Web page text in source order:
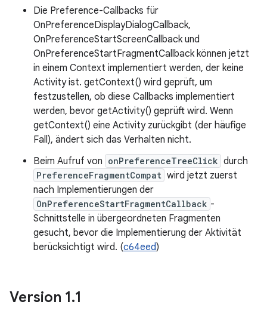
Die Preference-Callbacks für
OnPreferenceDisplayDialogCallback,
OnPreferenceStartScreenCallback und
OnPreferenceStartFragmentCallback können jetzt
in einem Context implementiert werden, der keine
Activity ist. getContext() wird geprüft, um
festzustellen, ob diese Callbacks implementiert
werden, bevor getActivity() geprüft wird. Wenn
getContext() eine Activity zurückgibt (der häufige
Fall), ändert sich das Verhalten nicht.
Beim Aufruf von onPreferenceTreeClick durch
PreferenceFragmentCompat wird jetzt zuerst
nach Implementierungen der
OnPreferenceStartFragmentCallback -
Schnittstelle in übergeordneten Fragmenten
gesucht, bevor die Implementierung der Aktivität
berücksichtigt wird. (c64eed)
Version 1.1